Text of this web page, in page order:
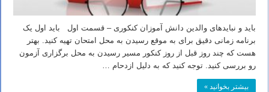
باید و نبایدهای والدین دانش آموزان کنکوری – قسمت اول باید اول یک
برنامه زمانی دقیق برای به موقع رسیدن به محل امتحان تهیه کنید. بهتر
هست که چند روز قبل از روز کنکور مسیر رسیدن به محل برگزاری آزمون
رو بررسی کنید. توجه کنید که به دلیل ازدحام …
بیشتر بخوانید »